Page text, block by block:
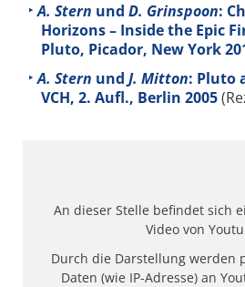
A. Stern und D. Grinspoon:
Horizons – Inside the Epic
Pluto, Picador, New York
A. Stern und J. Mitton: Pluto
VCH, 2. Aufl., Berlin 2005
An dieser Stelle befindet sich
Video von
Durch die Darstellung werden
Daten (wie IP-Adresse) an